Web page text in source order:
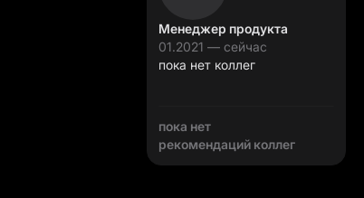
Менеджер продукта
01.2021 — сейчас
пока нет коллег
пока нет
рекомендаций коллег